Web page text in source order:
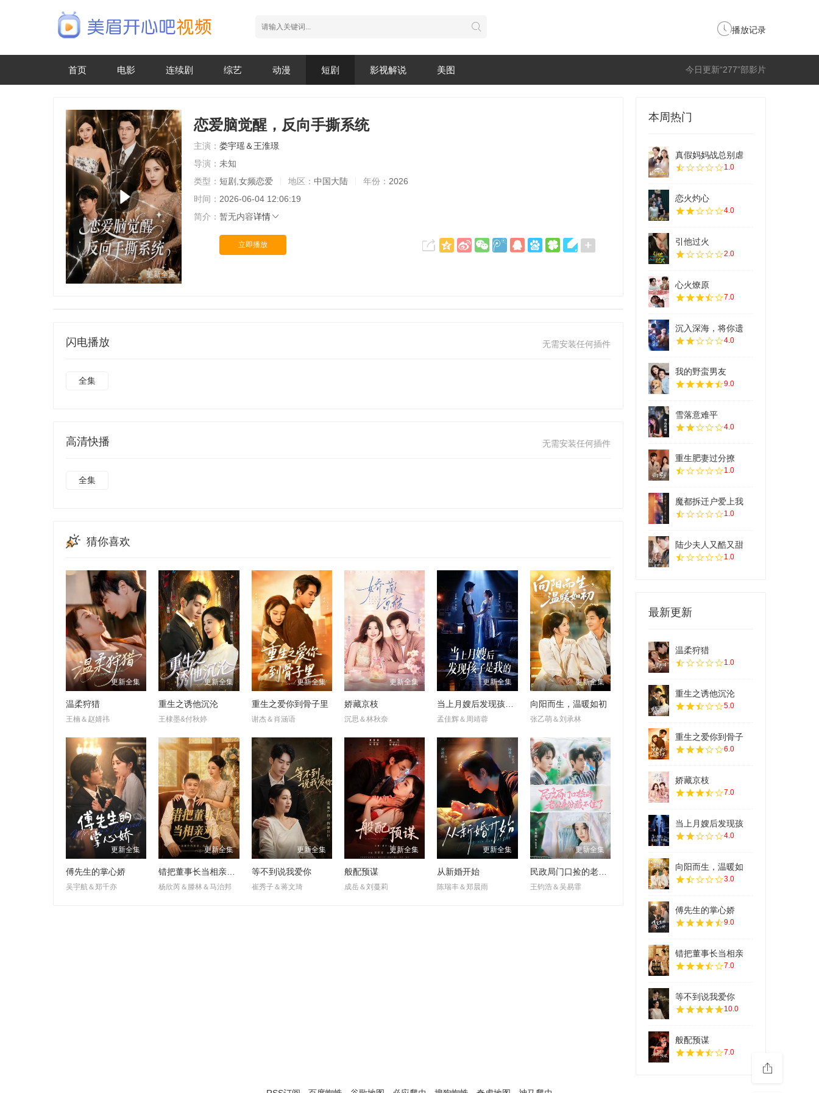
播放记录
今日更新“277”部影片
首页 电影 连续剧 综艺 动漫 短剧 影视解说 美图
更新全集
恋爱脑觉醒，反向手撕系统
主演： 娄宇瑶＆王淮璟
导演： 未知
类型： 短剧,女频恋爱 地区： 中国大陆 年份： 2026
时间： 2026-06-04 12:06:19
简介： 暂无内容详情
立即播放
无需安装任何插件
闪电播放
全集
无需安装任何插件
高清快播
全集
猜你喜欢
更新全集
温柔狩猎
王楠＆赵婧祎
更新全集
重生之诱他沉沦
王棣墨&付秋婷
更新全集
重生之爱你到骨子里
谢杰＆肖涵语
更新全集
娇藏京枝
沉思＆林秋奈
更新全集
当上月嫂后发现孩子是我的
孟佳辉＆周靖蓉
更新全集
向阳而生，温暖如初
张乙萌＆刘承林
更新全集
傅先生的掌心娇
吴宇航＆郑千亦
更新全集
杨欣芮＆滕林＆马治邦
更新全集
等不到说我爱你
崔秀子＆蒋文琦
更新全集
般配预谋
成岳＆刘蔓莉
更新全集
从新婚开始
陈瑞丰＆郑晨雨
更新全集
民政局门口捡的老公身份藏不住了
王钧浩＆吴易霏
本周热门
真假妈妈战总别虐
1.0
恋火灼心
4.0
引他过火
2.0
心火燎原
7.0
沉入深海，将你遗
4.0
我的野蛮男友
9.0
雪落意难平
4.0
重生肥妻过分撩
1.0
魔都拆迁户爱上我
1.0
陆少夫人又酷又甜
1.0
最新更新
温柔狩猎
1.0
重生之诱他沉沦
5.0
重生之爱你到骨子
6.0
娇藏京枝
7.0
当上月嫂后发现孩
4.0
向阳而生，温暖如
3.0
傅先生的掌心娇
9.0
错把董事长当相亲
7.0
等不到说我爱你
10.0
般配预谋
7.0